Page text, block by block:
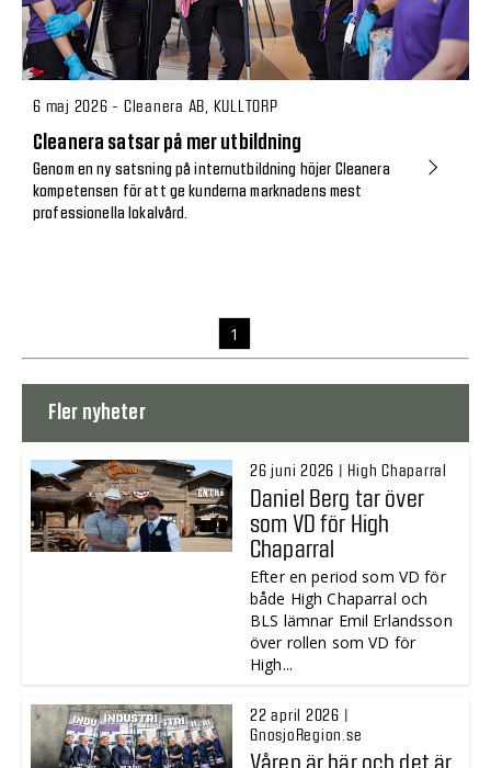
6 maj 2026 - Cleanera AB, KULLTORP
Cleanera satsar på mer utbildning
Genom en ny satsning på internutbildning höjer Cleanera
kompetensen för att ge kunderna marknadens mest
professionella lokalvård.
1
Fler nyheter
26 juni 2026 | High Chaparral
Daniel Berg tar över
som VD för High
Chaparral
Efter en period som VD för
både High Chaparral och
BLS lämnar Emil Erlandsson
över rollen som VD för
High...
22 april 2026 |
GnosjoRegion.se
Våren är här och det är